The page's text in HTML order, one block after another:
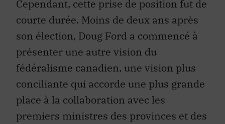
Cependant, cette prise de position fut de
courte durée. Moins de deux ans après
son élection, Doug Ford a commencé à
présenter une autre vision du
fédéralisme canadien, une vision plus
conciliante qui accorde une plus grande
place à la collaboration avec les
premiers ministres des provinces et des